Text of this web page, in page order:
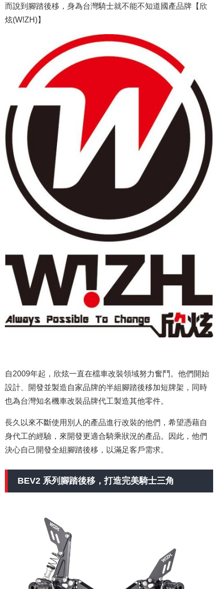
而說到腳踏後移，身為台灣騎士就不能不知道國產品牌【 欣
炫(W!ZH)】
自2009年起，欣炫一直在檔車改裝領域努力奮鬥。他們開始
設計、開發並製造自家品牌的半組腳踏後移加短牌架，同時
也為台灣知名機車改裝品牌代工製造其他零件。
長久以來不斷使用別人的產品進行改裝的他們，希望憑藉自
身代工的經驗，來開發更適合騎乘狀況的產品。因此，他們
決心自己開發全組腳踏後移，以滿足客戶需求。
BEV2 系列腳踏後移，打造完美騎士三角